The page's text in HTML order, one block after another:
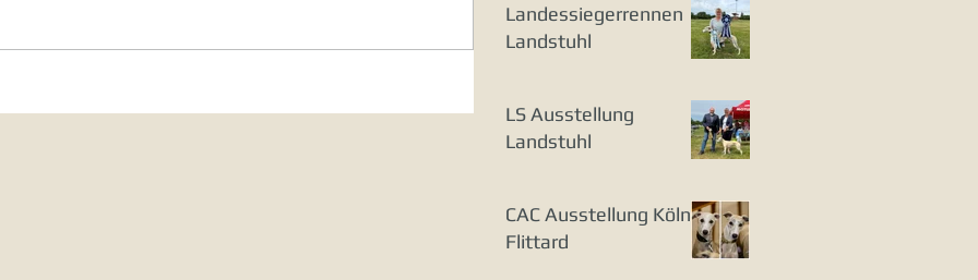
Landessiegerrennen
Landstuhl
LS Ausstellung
Landstuhl
CAC Ausstellung Köln-
Flittard